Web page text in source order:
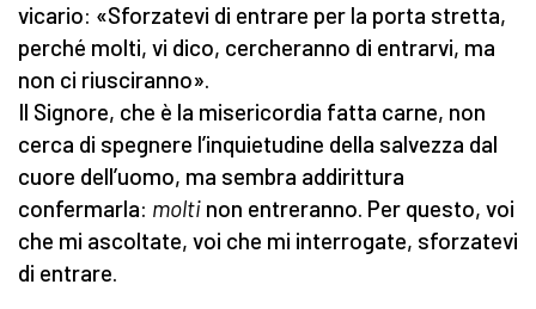
vicario: «Sforzatevi di entrare per la porta stretta,
perché molti, vi dico, cercheranno di entrarvi, ma
non ci riusciranno».
Il Signore, che è la misericordia fatta carne, non
cerca di spegnere l’inquietudine della salvezza dal
cuore dell’uomo, ma sembra addirittura
confermarla: molti non entreranno. Per questo, voi
che mi ascoltate, voi che mi interrogate, sforzatevi
di entrare.